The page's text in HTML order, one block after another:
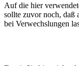
Auf die hier
sollte zuvor noch, daß
bei Verwechslungen